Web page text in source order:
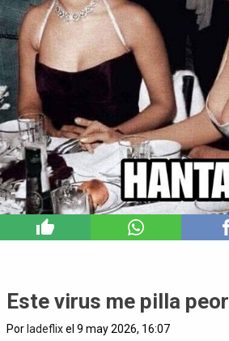
Este virus me pilla peor
Por ladeflixel 9 may 2026, 16:07